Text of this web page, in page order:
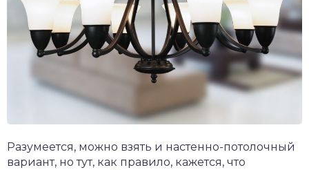
Разумеется, можно взять и настенно-потолочный
вариант, но тут, как правило, кажется, что